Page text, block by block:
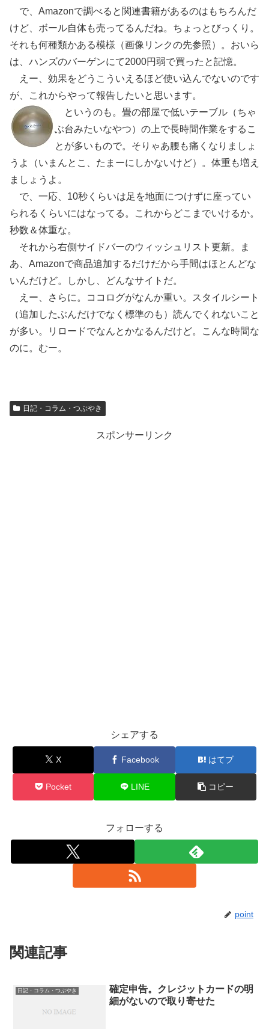
で、Amazonで調べると関連書籍があるのはもちろんだ
けど、ボール自体も売ってるんだね。ちょっとびっくり。
それも何種類かある模様（画像リンクの先参照）。おいら
は、ハンズのバーゲンにて2000円弱で買ったと記憶。
えー、効果をどうこういえるほど使い込んでないのです
が、これからやって報告したいと思います。
というのも。畳の部屋で低いテーブル（ちゃ
ぶ台みたいなやつ）の上で長時間作業をするこ
とが多いもので。そりゃあ腰も痛くなりましょ
うよ（いまんとこ、たまーにしかないけど）。体重も増え
ましょうよ。
で、一応、10秒くらいは足を地面につけずに座ってい
られるくらいにはなってる。これからどこまでいけるか。
秒数＆体重な。
それから右側サイドバーのウィッシュリスト更新。ま
あ、Amazonで商品追加するだけだから手間はほとんどな
いんだけど。しかし、どんなサイトだ。
えー、さらに。ココログがなんか重い。スタイルシート
（追加したぶんだけでなく標準のも）読んでくれないこと
が多い。リロードでなんとかなるんだけど。こんな時間な
のに。むー。
日記・コラム・つぶやき
スポンサーリンク
シェアする
X Facebook はてブ
Pocket LINE コピー
フォローする
point
関連記事
日記・コラム・つぶやき
確定申告。クレジットカードの明
細がないので取り寄せた